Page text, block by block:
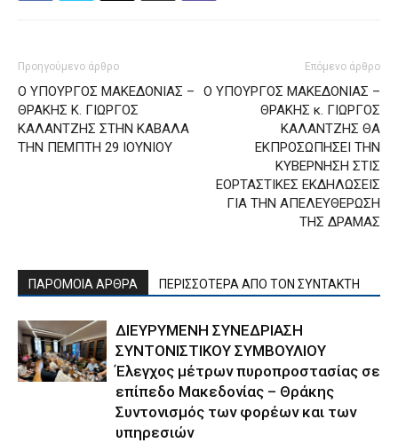
Προηγούμενο άρθρο
Ο ΥΠΟΥΡΓΟΣ ΜΑΚΕΔΟΝΙΑΣ –
ΘΡΑΚΗΣ Κ. ΓΙΩΡΓΟΣ
ΚΑΛΑΝΤΖΗΣ ΣΤΗΝ ΚΑΒΑΛΑ
ΤΗΝ ΠΕΜΠΤΗ 29 ΙΟΥΝΙΟΥ
Επόμενο άρθρο
Ο ΥΠΟΥΡΓΟΣ ΜΑΚΕΔΟΝΙΑΣ –
ΘΡΑΚΗΣ κ. ΓΙΩΡΓΟΣ
ΚΑΛΑΝΤΖΗΣ ΘΑ
ΕΚΠΡΟΣΩΠΗΣΕΙ ΤΗΝ
ΚΥΒΕΡΝΗΣΗ ΣΤΙΣ
ΕΟΡΤΑΣΤΙΚΕΣ ΕΚΔΗΛΩΣΕΙΣ
ΓΙΑ ΤΗΝ ΑΠΕΛΕΥΘΕΡΩΣΗ
ΤΗΣ ΔΡΑΜΑΣ
ΠΑΡΟΜΟΙΑ ΑΡΘΡΑ ΠΕΡΙΣΣΟΤΕΡΑ ΑΠΟ ΤΟΝ ΣΥΝΤΑΚΤΗ
ΔΙΕΥΡΥΜΕΝΗ ΣΥΝΕΔΡΙΑΣΗ
ΣΥΝΤΟΝΙΣΤΙΚΟΥ ΣΥΜΒΟΥΛΙΟΥ
Έλεγχος μέτρων πυροπροστασίας σε
επίπεδο Μακεδονίας – Θράκης
Συντονισμός των φορέων και των
υπηρεσιών